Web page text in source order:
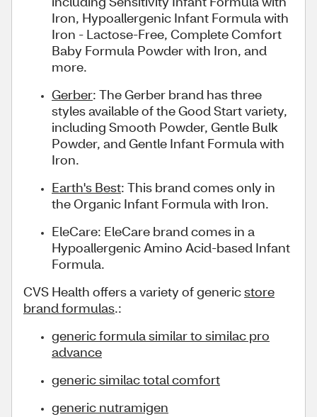
Iron, Hypoallergenic Infant Formula with
Iron - Lactose-Free, Complete Comfort
Baby Formula Powder with Iron, and
more.
Gerber: The Gerber brand has three
styles available of the Good Start variety,
including Smooth Powder, Gentle Bulk
Powder, and Gentle Infant Formula with
Iron.
Earth's Best: This brand comes only in
the Organic Infant Formula with Iron.
EleCare: EleCare brand comes in a
Hypoallergenic Amino Acid-based Infant
Formula.
CVS Health offers a variety of genericstore
brand formulas.:
generic formula similar to similac pro
advance
generic similac total comfort
generic nutramigen